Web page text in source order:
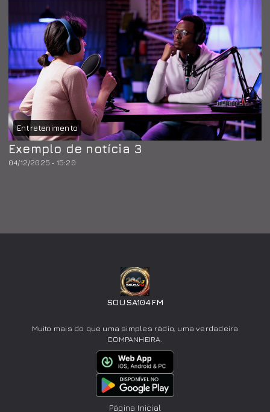
Entretenimento
04/12/2025 • 15:20
Exemplo de notícia 3
SOUSA104FM
Muito mais do que uma simples rádio, uma verdadeira
COMPANHEIRA.
Página Inicial